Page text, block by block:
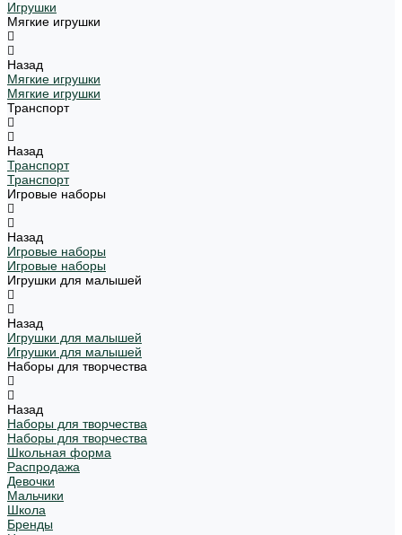
Игрушки
Мягкие игрушки
Назад
Мягкие игрушки
Мягкие игрушки
Транспорт
Назад
Транспорт
Транспорт
Игровые наборы
Назад
Игровые наборы
Игровые наборы
Игрушки для малышей
Назад
Игрушки для малышей
Игрушки для малышей
Наборы для творчества
Назад
Наборы для творчества
Наборы для творчества
Школьная форма
Распродажа
Девочки
Мальчики
Школа
Бренды